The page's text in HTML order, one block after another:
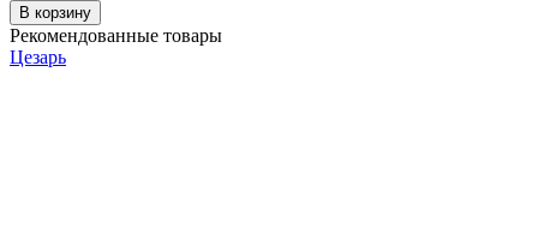
В корзину
Рекомендованные товары
Цезарь